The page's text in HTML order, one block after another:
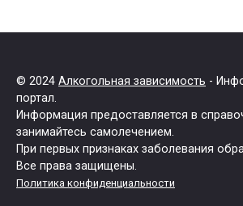
© 2024 Алкогольная зависимость -
портал.
Информация предоставляется в
занимайтесь самолечением.
При первых признаках заболевания
Все права защищены.
Политика конфиденциальности